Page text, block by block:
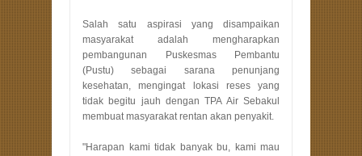
Salah satu aspirasi yang disampaikan
masyarakat adalah mengharapkan
pembangunan Puskesmas Pembantu
(Pustu) sebagai sarana penunjang
kesehatan, mengingat lokasi reses yang
tidak begitu jauh dengan TPA Air Sebakul
membuat masyarakat rentan akan penyakit.
"Harapan kami tidak banyak bu, kami mau